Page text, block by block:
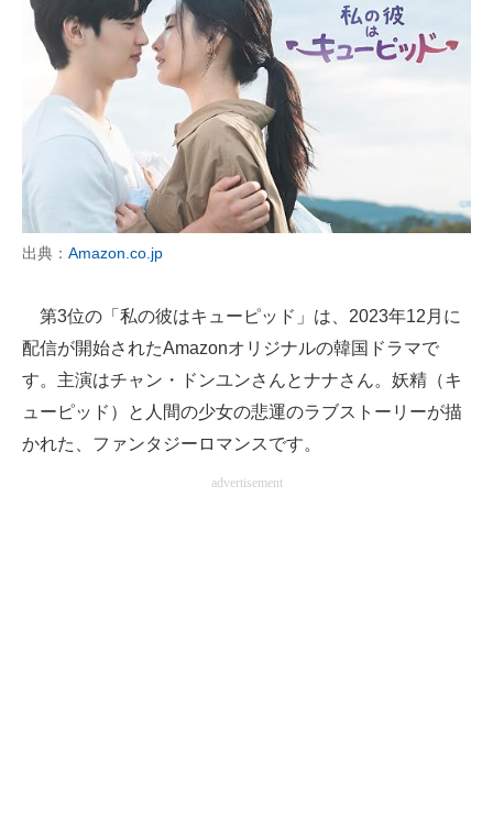
出典： Amazon.co.jp
第3位の「私の彼はキューピッド」は、2023年12月に
配信が開始されたAmazonオリジナルの韓国ドラマで
す。主演はチャン・ドンユンさんとナナさん。妖精（キ
ューピッド）と人間の少女の悲運のラブストーリーが描
かれた、ファンタジーロマンスです。
advertisement